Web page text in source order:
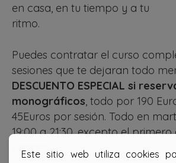
en casa, en tu tiempo y a tu
ritmo.
Puedes contratar el curso
sesiones que te dejaran todo
DESCUENTO ESPECIAL si
monográficos, todo por 190
45Euros por sesión. Todo en
19:00 a 21:30, excepto el
viernes.
Este sitio web utiliza cookies